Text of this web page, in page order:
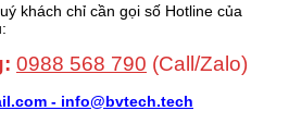
khách chỉ cần gọi số Hotline của
0988 568 790 (Call/Zalo)
- info@bvtech.tech